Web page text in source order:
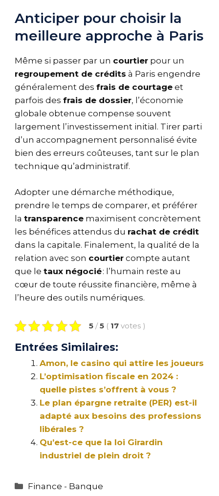
Anticiper pour choisir la
meilleure approche à Paris
Même si passer par un courtier pour un
regroupement de crédits à Paris engendre
généralement des frais de courtage et
parfois des frais de dossier, l’économie
globale obtenue compense souvent
largement l’investissement initial. Tirer parti
d’un accompagnement personnalisé évite
bien des erreurs coûteuses, tant sur le plan
technique qu’administratif.
Adopter une démarche méthodique,
prendre le temps de comparer, et préférer
la transparence maximisent concrètement
les bénéfices attendus du rachat de crédit
dans la capitale. Finalement, la qualité de la
relation avec son courtier compte autant
que le taux négocié: l’humain reste au
cœur de toute réussite financière, même à
l’heure des outils numériques.
5 / 5 ( 17 votes )
Entrées Similaires:
Amon, le casino qui attire les joueurs
L’optimisation fiscale en 2024 :
quelle pistes s’offrent à vous ?
Le plan épargne retraite (PER) est-il
adapté aux besoins des professions
libérales ?
Qu’est-ce que la loi Girardin
industriel de plein droit ?
Catégories
Finance - Banque